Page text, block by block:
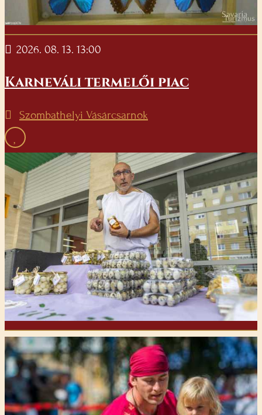
2026. 08. 13. 13:00
Karneváli termelői piac
Szombathelyi Vásárcsarnok